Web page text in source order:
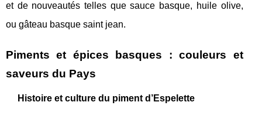
et de nouveautés telles que sauce basque, huile olive,
ou gâteau basque saint jean.
Piments et épices basques : couleurs et
saveurs du Pays
Histoire et culture du piment d’Espelette